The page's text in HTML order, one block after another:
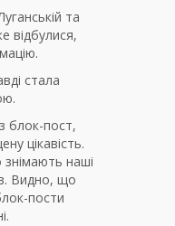
та
відбулися,
стала
блок-пост,
цікавість.
наші
Видно, що
пости